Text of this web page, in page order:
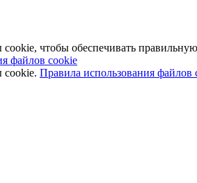
чтобы обеспечивать
файлов cookie
Правила использования файлов